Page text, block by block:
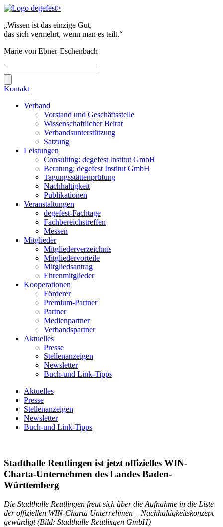
„Wissen ist das einzige Gut,
das sich vermehrt, wenn man es teilt.“
Marie von Ebner-Eschenbach
Kontakt
Verband
Vorstand und Geschäftsstelle
Wissenschaftlicher Beirat
Verbandsunterstützung
Satzung
Leistungen
Consulting: degefest Institut GmbH
Beratung: degefest Institut GmbH
Tagungsstättenprüfung
Nachhaltigkeit
Publikationen
Veranstaltungen
degefest-Fachtage
Fachbereichstreffen
Messen
Mitglieder
Mitgliederverzeichnis
Mitgliedervorteile
Mitgliedsantrag
Ehrenmitglieder
Kooperationen
Förderer
Premium-Partner
Partner
Medienpartner
Verbandspartner
Aktuelles
Presse
Stellenanzeigen
Newsletter
Buch-und Link-Tipps
Aktuelles
Presse
Stellenanzeigen
Newsletter
Buch-und Link-Tipps
Stadthalle Reutlingen ist jetzt offizielles WIN-
Charta-Unternehmen des Landes Baden-
Württemberg
Die Stadthalle Reutlingen freut sich über die Aufnahme in die Liste
der offiziellen WIN-Charta Unternehmen – Nachhaltigkeitskonzept
gewürdigt (Bild: Stadthalle Reutlingen GmbH)